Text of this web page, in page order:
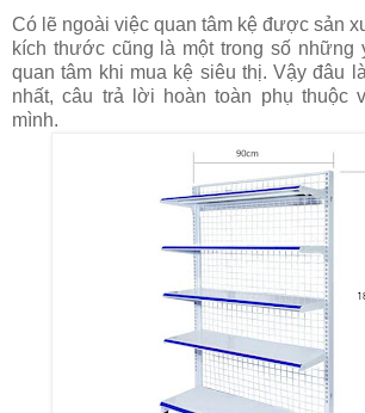
Có lẽ ngoài việc quan tâm kệ được sản
kích thước cũng là một trong số những
quan tâm khi mua kệ siêu thị. Vậy đâu
nhất, câu trả lời hoàn toàn phụ thuộc
mình.